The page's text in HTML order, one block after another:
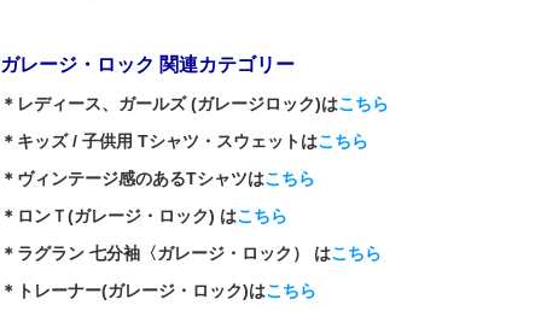
ガレージ・ロック 関連カテゴリー
＊レディース、ガールズ (ガレージロック)はこちら
＊キッズ / 子供用 Tシャツ・スウェットはこちら
＊ヴィンテージ感のあるTシャツはこちら
＊ロンＴ(ガレージ・ロック) はこちら
＊ラグラン 七分袖〈ガレージ・ロック） はこちら
＊トレーナー(ガレージ・ロック)はこちら